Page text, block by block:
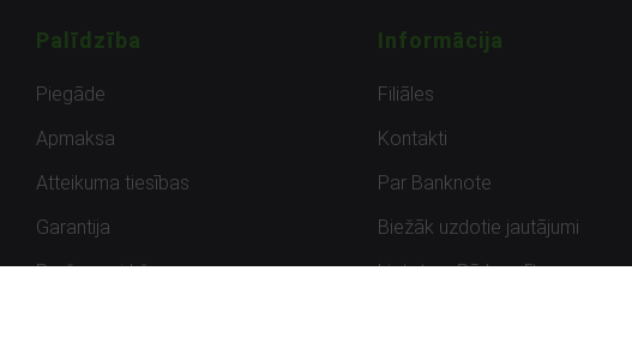
Palīdzība
Piegāde
Apmaksa
Atteikuma tiesības
Garantija
Preču uzpirkšana
Informācija
Filiāles
Kontakti
Par Banknote
Biežāk uzdotie jautājumi
Lietots – Pārbaudīts